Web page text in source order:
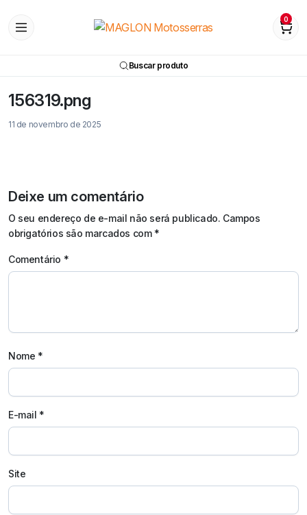
0
Buscar produto
156319.png
11 de novembro de 2025
Deixe um comentário
O seu endereço de e-mail não será publicado. Campos
obrigatórios são marcados com *
Comentário *
Nome *
E-mail *
Site